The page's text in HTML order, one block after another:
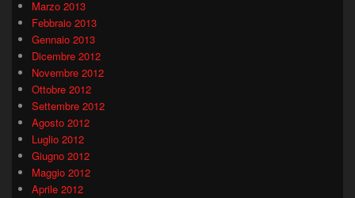
Marzo 2013
Febbraio 2013
Gennaio 2013
Dicembre 2012
Novembre 2012
Ottobre 2012
Settembre 2012
Agosto 2012
Luglio 2012
Giugno 2012
Maggio 2012
Aprile 2012